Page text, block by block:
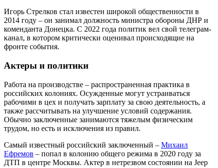
Игорь Стрелков стал известен широкой общественности в
2014 году – он занимал должность министра обороны ДНР и
коменданта Донецка. С 2022 года политик вел свой телеграм-
канал, в котором критически оценивал происходящие на
фронте события.
Актеры и политики
Работа на производстве – распространенная практика в
российских колониях. Осужденные могут устраиваться
рабочими в цех и получать зарплату за свою деятельность, а
также рассчитывать на улучшение условий содержания.
Обычно заключенные занимаются тяжелым физическим
трудом, но есть и исключения из правил.
Самый известный российский заключенный – Михаил
Ефремов – попал в колонию общего режима в 2020 году за
ДТП в центре Москвы. Актер в нетрезвом состоянии на Jeep